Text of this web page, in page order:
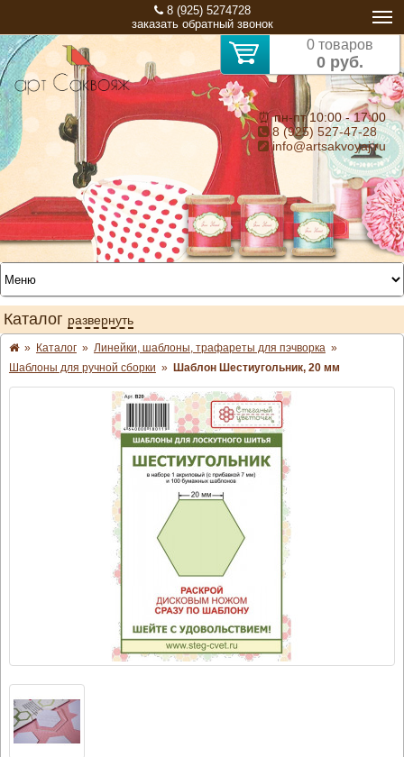
8 (925) 5274728
заказать обратный звонок
0 товаров
0 руб.
⏰ пн-пт 10:00 - 17:00
8 (925) 527-47-28
info@artsakvoyaj.ru
Каталог развернуть
» Каталог » Линейки, шаблоны, трафареты для пэчворка »
Шаблоны для ручной сборки » Шаблон Шестиугольник, 20 мм